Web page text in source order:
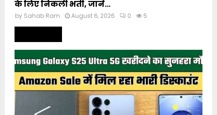
के लिए निकली भर्ती, जानें...
by Sahab Ram August 6, 2026 0 5